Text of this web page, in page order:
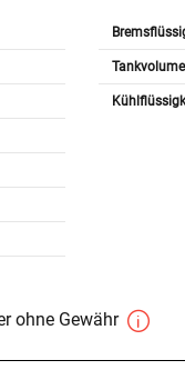
ohne Gewähr